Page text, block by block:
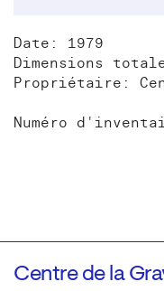
Date: 1979
Dimensions
Propriétaire:
Numéro
Centre de la